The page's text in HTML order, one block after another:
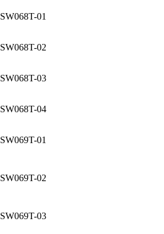
SW068T-01
SW068T-02
SW068T-03
SW068T-04
SW069T-01
SW069T-02
SW069T-03